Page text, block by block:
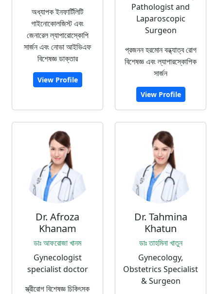
অধ্যাপক ইনফার্টিলিটি
গাইনোকোলজিস্ট এবং
জেনারেল ল্যাপারোস্কোপি
সার্জন এবং নোভা আইভিএফ
বিশেষজ্ঞ ডাক্তার
View Profile
Pathologist and
Laparoscopic
Surgeon
প্রজনন হরমোন বন্ধ্যাত্ব রোগ
বিশেষজ্ঞ এবং ল্যাপারস্কোপিক
সার্জন
View Profile
Dr. Afroza
Khanam
ডাঃ আফরোজা খানম
Gynecologist
specialist doctor
স্ত্রীরোগ বিশেষজ্ঞ চিকিৎসক
Dr. Tahmina
Khatun
ডাঃ তাহমিনা খাতুন
Gynecology,
Obstetrics Specialist
& Surgeon